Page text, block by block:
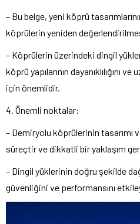
– Bu belge, yeni köprü
köprülerin yeniden
– Köprülerin üzerindeki dingil
köprü yapılarının dayanıklılığını
için önemlidir.
4. Önemli noktalar:
– Demiryolu köprülerinin tasarımı
süreçtir ve dikkatli bir yaklaşım
– Dingil yüklerinin doğru şekilde
güvenliğini ve performansını